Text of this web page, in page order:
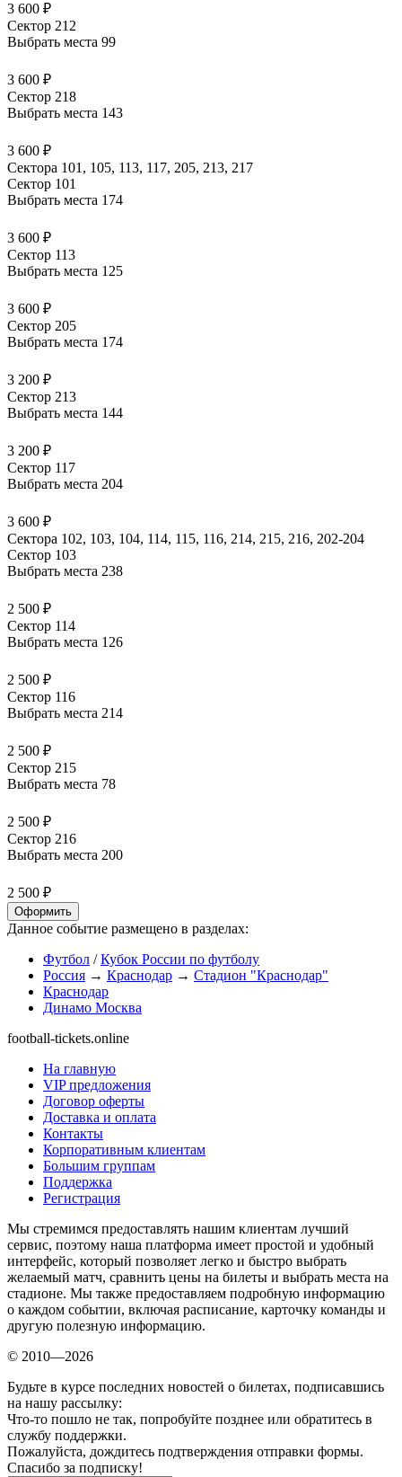
3 600 ₽
Сектор 212
Выбрать места 99
3 600 ₽
Сектор 218
Выбрать места 143
3 600 ₽
Сектора 101, 105, 113, 117, 205, 213, 217
Сектор 101
Выбрать места 174
3 600 ₽
Сектор 113
Выбрать места 125
3 600 ₽
Сектор 205
Выбрать места 174
3 200 ₽
Сектор 213
Выбрать места 144
3 200 ₽
Сектор 117
Выбрать места 204
3 600 ₽
Сектора 102, 103, 104, 114, 115, 116, 214, 215, 216, 202-204
Сектор 103
Выбрать места 238
2 500 ₽
Сектор 114
Выбрать места 126
2 500 ₽
Сектор 116
Выбрать места 214
2 500 ₽
Сектор 215
Выбрать места 78
2 500 ₽
Сектор 216
Выбрать места 200
2 500 ₽
Оформить
Данное событие размещено в разделах:
Футбол /Кубок России по футболу
Россия → Краснодар → Стадион "Краснодар"
Краснодар
Динамо Москва
football-tickets.online
На главную
VIP предложения
Договор оферты
Доставка и оплата
Контакты
Корпоративным клиентам
Большим группам
Поддержка
Регистрация
Мы стремимся предоставлять нашим клиентам лучший
сервис, поэтому наша платформа имеет простой и удобный
интерфейс, который позволяет легко и быстро выбрать
желаемый матч, сравнить цены на билеты и выбрать места на
стадионе. Мы также предоставляем подробную информацию
о каждом событии, включая расписание, карточку команды и
другую полезную информацию.
© 2010—2026
Будьте в курсе последних новостей о билетах, подписавшись
на нашу рассылку:
Что-то пошло не так, попробуйте позднее или обратитесь в
службу поддержки.
Пожалуйста, дождитесь подтверждения отправки формы.
Спасибо за подписку!